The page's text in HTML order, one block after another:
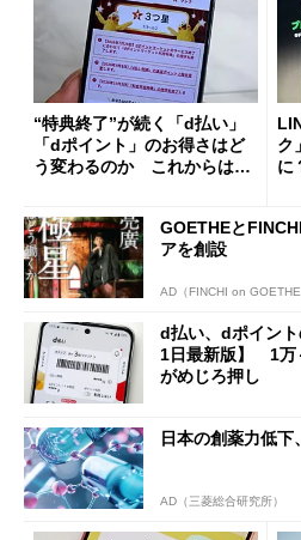
“特典終了”が続く「d払い」
「dポイント」のお得さはど
う変わるのか これからは
ク
に
GOETHEと
アを創設
AD（FINCHI on GOETHE
d払い、dポイン
1日最新版】 1万
がめじろ押し
日本の創薬力低
AD（三菱総合研究所）